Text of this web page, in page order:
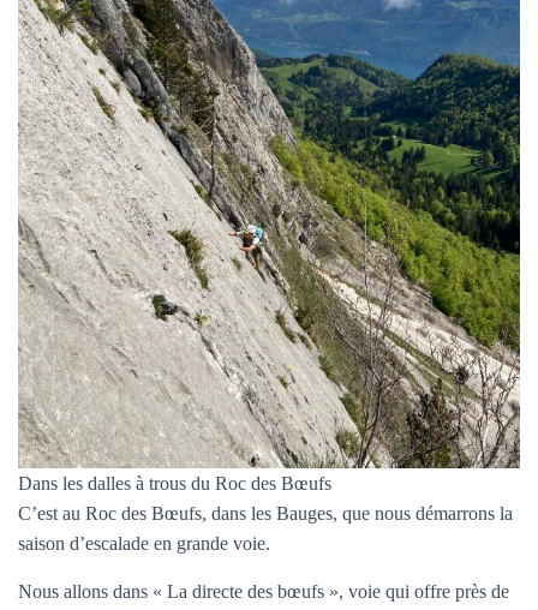
N
Dans les dalles à trous du Roc des Bœufs
C’est au Roc des Bœufs, dans les Bauges, que nous démarrons la
saison d’escalade en grande voie.
Nous allons dans « La directe des bœufs », voie qui offre près de